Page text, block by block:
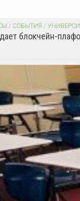
/ СОБЫТИЯ /
блокчейн-